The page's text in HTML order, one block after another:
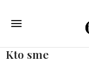
Kto sme